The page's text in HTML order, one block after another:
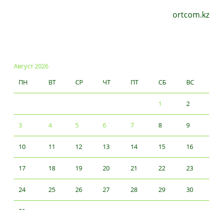
ortcom.kz
Август 2026
ПН
ВТ СР ЧТ ПТ СБ ВС
1 2
3 4 5 6 7 8 9
10 11 12 13 14 15 16
17 18 19 20 21 22 23
24 25 26 27 28 29 30